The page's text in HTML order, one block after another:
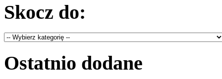
Skocz do:
Ostatnio dodane